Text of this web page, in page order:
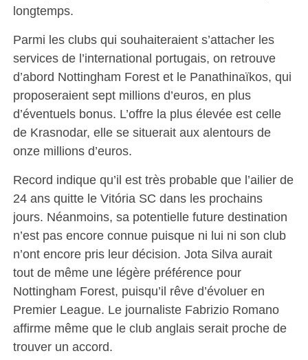
longtemps.
Parmi les clubs qui souhaiteraient s’attacher les
services de l’international portugais, on retrouve
d’abord Nottingham Forest et le Panathinaïkos, qui
proposeraient sept millions d’euros, en plus
d’éventuels bonus. L’offre la plus élevée est celle
de Krasnodar, elle se situerait aux alentours de
onze millions d’euros.
Record indique qu’il est très probable que l’ailier de
24 ans quitte le Vitória SC dans les prochains
jours. Néanmoins, sa potentielle future destination
n’est pas encore connue puisque ni lui ni son club
n’ont encore pris leur décision. Jota Silva aurait
tout de même une légère préférence pour
Nottingham Forest, puisqu’il rêve d’évoluer en
Premier League. Le journaliste Fabrizio Romano
affirme même que le club anglais serait proche de
trouver un accord.